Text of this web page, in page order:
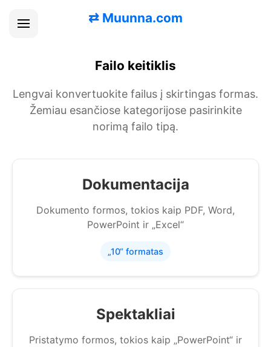
⇄ Muunna.com
Failo keitiklis
Lengvai konvertuokite failus į skirtingas formas.
Žemiau esančiose kategorijose pasirinkite
norimą failo tipą.
Dokumentacija
Dokumento formos, tokios kaip PDF, Word,
PowerPoint ir „Excel“
„10“ formatas
Spektakliai
Pristatymo formos, tokios kaip „PowerPoint“ ir